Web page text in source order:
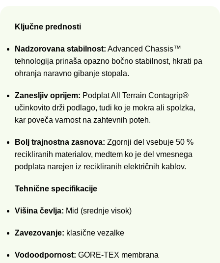
Ključne prednosti
Nadzorovana stabilnost: Advanced Chassis™
tehnologija prinaša opazno bočno stabilnost, hkrati pa
ohranja naravno gibanje stopala.
Zanesljiv oprijem: Podplat All Terrain Contagrip®
učinkovito drži podlago, tudi ko je mokra ali spolzka,
kar poveča varnost na zahtevnih poteh.
Bolj trajnostna zasnova: Zgornji del vsebuje 50 %
recikliranih materialov, medtem ko je del vmesnega
podplata narejen iz recikliranih električnih kablov.
Tehnične specifikacije
Višina čevlja: Mid (srednje visok)
Zavezovanje: klasične vezalke
Vodoodpornost: GORE-TEX membrana